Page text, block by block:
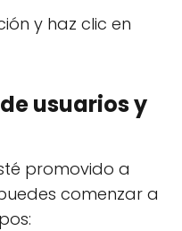
y haz clic en
usuarios y
promovido a
comenzar a